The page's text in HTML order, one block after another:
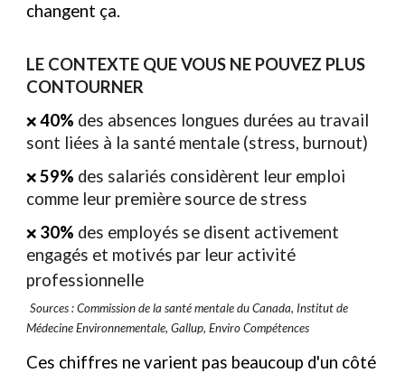
changent ça.
LE CONTEXTE QUE VOUS NE POUVEZ PLUS
CONTOURNER
❌ 40% des absences longues durées au travail
sont liées à la santé mentale (stress, burnout)
❌ 59% des salariés considèrent leur emploi
comme leur première source de stress
❌ 30% des employés se disent activement
engagés et motivés par leur activité
professionnelle
Sources : Commission de la santé mentale du Canada, Institut de
Médecine Environnementale, Gallup, Enviro Compétences
Ces chiffres ne varient pas beaucoup d'un côté